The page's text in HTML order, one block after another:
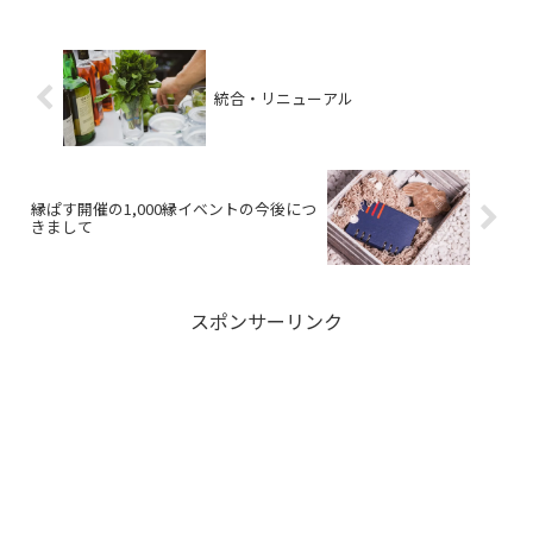
統合・リニューアル
縁ぱす開催の1,000縁イベントの今後につ
きまして
スポンサーリンク